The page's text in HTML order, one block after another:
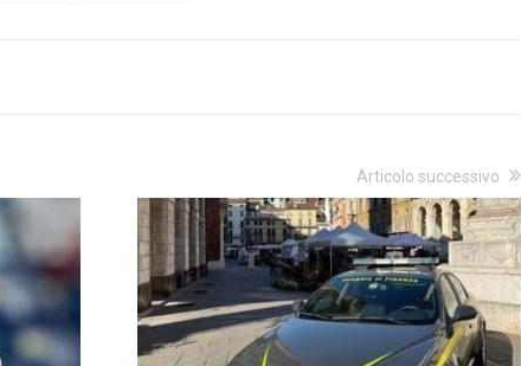
Articolo successivo